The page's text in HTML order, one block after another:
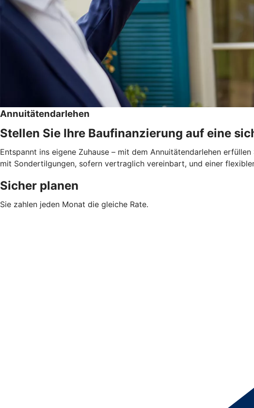
Annuitätendarlehen
Stellen Sie Ihre Baufinanzierung auf eine
Entspannt ins eigene Zuhause – mit dem Annuitätendarlehen
mit Sondertilgungen, sofern vertraglich vereinbart, und einer
Sicher planen
Sie zahlen jeden Monat die gleiche Rate.